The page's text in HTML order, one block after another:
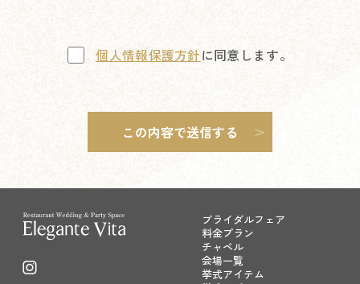
個人情報保護方針に同意します。
ブライダルフェア
料金プラン
チャペル
会場一覧
挙式アイテム